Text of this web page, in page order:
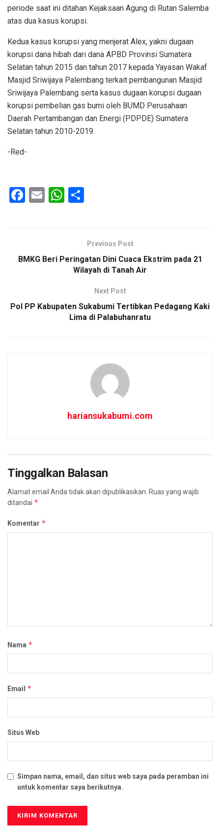
periode saat ini ditahan Kejaksaan Agung di Rutan Salemba
atas dua kasus korupsi.
Kedua kasus korupsi yang menjerat Alex, yakni dugaan
korupsi dana hibah dari dana APBD Provinsi Sumatera
Selatan tahun 2015 dan tahun 2017 kepada Yayasan Wakaf
Masjid Sriwijaya Palembang terkait pembangunan Masjid
Sriwijaya Palembang serta kasus dugaan korupsi dugaan
korupsi pembelian gas bumi oleh BUMD Perusahaan
Daerah Pertambangan dan Energi (PDPDE) Sumatera
Selatan tahun 2010-2019.
-Red-
F
o
E
W
A
ePrevious Post
BMKG Beri Peringatan Dini Cuaca Ekstrim pada 21
Wilayah di Tanah Air
Next Post
Pol PP Kabupaten Sukabumi Tertibkan Pedagang Kaki
Lima di Palabuhanratu
hariansukabumi.com
Tinggalkan Balasan
Alamat email Anda tidak akan dipublikasikan. Ruas yang wajib
ditandai *
Komentar *
Nama *
Email *
Situs Web
Simpan nama, email, dan situs web saya pada peramban ini
untuk komentar saya berikutnya.